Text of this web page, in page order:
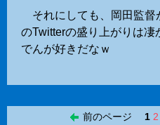
それにしても、岡田監督
のTwitterの盛り上がりは
でんが好きだなｗ
前のページ 1 2